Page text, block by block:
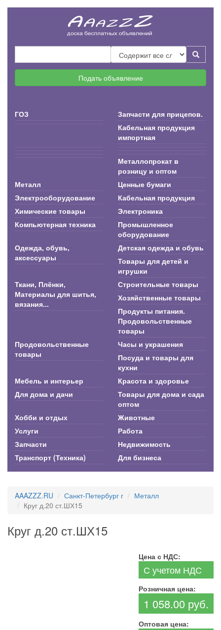
Подать объявление
ГОЗ
Запчасти для прицепов.
Кабельная продукция
импортная
Металлопрокат в
розницу и оптом
Металл
Ценные бумаги
Электрооборудование
Кабельная продукция
Химические товары
Электроника
Компьютерная техника
Промышленное
оборудование
Одежда, обувь,
аксессуары
Детская одежда и обувь
Товары для детей и
игрушки
Ткани, Плёнки,
Материалы для шитья,
вязания...
Строительные товары
Хозяйственные товары
Продукты питания.
Продовольственные
товары
Продовольственные
товары
Часы и украшения
Посуда и товары для
кухни
Мебель и интерьер
Красота и здоровье
Для дома и дачи
Товары для дома и сада
оптом
Хобби и отдых
Животные
Услуги
Работа
Запчасти
Недвижимость
Транспорт (Техника)
Для бизнеса
AAAZZZ.RU Санкт-Петербург г
Металл
Круг д.20 ст.ШХ15
Круг д.20 ст.ШХ15
Цена с НДС:
С учетом НДС
Розничная цена:
1 058.00 руб.
Оптовая цена: